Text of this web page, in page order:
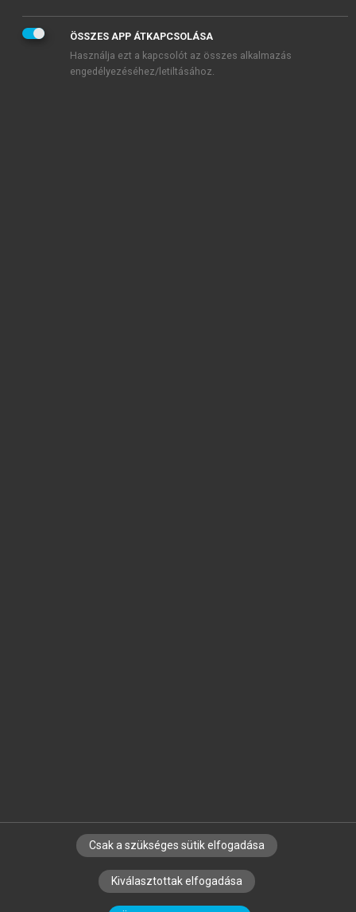
SZERZŐKNEK CÉGEKNEK KÖNYVTÁROSOKNAK
SZERKESZTÉSI ÉS LEKTORÁLÁSI ALAPELVEK
ÖSSZES APP ÁTKAPCSOLÁSA
Használja ezt a kapcsolót az összes alkalmazás
engedélyezéséhez/letiltásához.
Csak a szükséges sütik elfogadása
Kiválasztottak elfogadása